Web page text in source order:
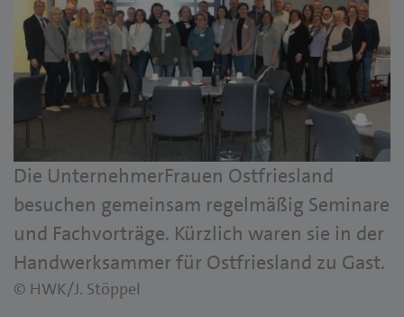
Die UnternehmerFrauen Ostfriesland
besuchen gemeinsam regelmäßig Seminare
und Fachvorträge. Kürzlich waren sie in der
Handwerksammer für Ostfriesland zu Gast.
© HWK/J. Stöppel